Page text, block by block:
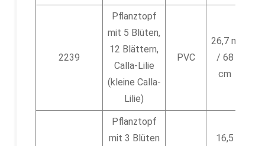
2239
Pflanztopf
mit 5 Blüten,
12 Blättern,
Calla-Lilie
(kleine Calla-
Lilie)
PVC
26,7 m
/ 68
cm
Pflanztopf
mit 3 Blüten
16,5